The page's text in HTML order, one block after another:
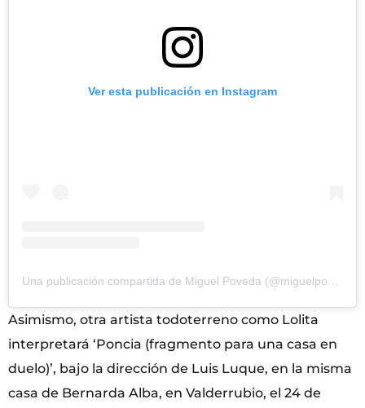
Ver esta publicación en Instagram
Asimismo, otra artista todoterreno como Lolita
interpretará ‘Poncia (fragmento para una casa en
duelo)’, bajo la dirección de Luis Luque, en la misma
casa de Bernarda Alba, en Valderrubio, el 24 de